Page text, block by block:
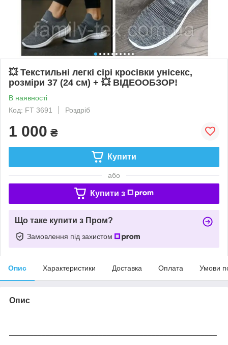
💥 Текстильні легкі сірі кросівки унісекс,
розміри 37 (24 см) + 💥 ВІДЕООБЗОР!
В наявності
Код: FT 3691
Роздріб
1 000 ₴
Купити
або
Купити з
Що таке купити з Пром?
Замовлення під захистом
Опис Характеристики Доставка Оплата Умови
Опис